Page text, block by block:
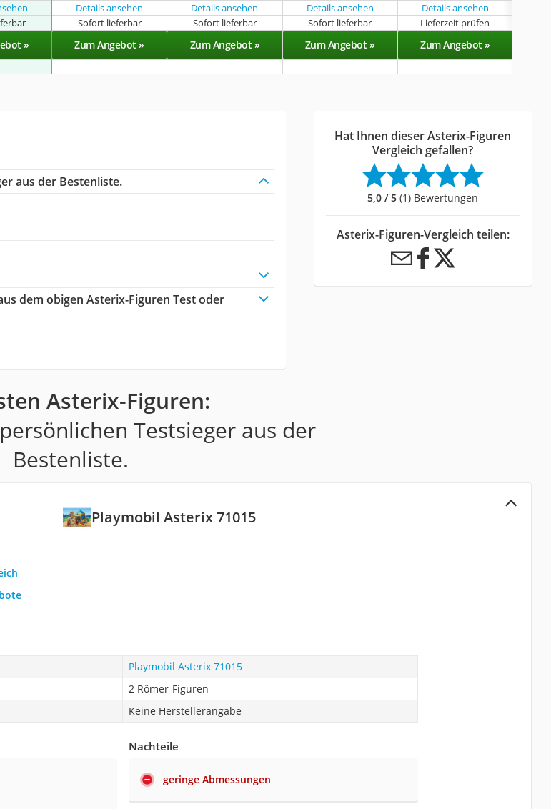
Details ansehen Details ansehen Details ansehen Details ansehen
Sofort lieferbar Sofort lieferbar Sofort lieferbar Lieferzeit prüfen
» Zum Angebot » Zum Angebot » Zum Angebot » Zum Angebot »
aus der Bestenliste.
dem obigen Asterix-Figuren Test oder
Hat Ihnen dieser Asterix-Figuren
Vergleich gefallen?
5,0 / 5 (1) Bewertungen
Asterix-Figuren-Vergleich teilen:
Asterix-Figuren:
Testsieger aus der
Bestenliste.
Playmobil Asterix 71015
Playmobil Asterix 71015
2 Römer-Figuren
Keine Herstellerangabe
Nachteile
geringe Abmessungen